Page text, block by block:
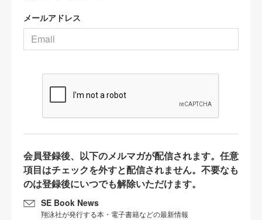
メールアドレス
会員登録後、以下のメルマガが配信されます。任意
項目はチェックを外すと配信されません。不要なも
のは登録後にいつでも解除いただけます。
SE Book News
翔泳社が発行する本・電子書籍などの最新情報